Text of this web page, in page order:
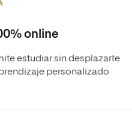
online
estudiar sin desplazarte
personalizado